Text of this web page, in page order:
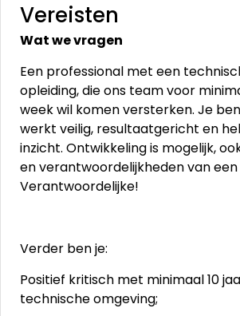
Vereisten
Wat we vragen
Een professional met een
opleiding, die ons team voor
week wil komen versterken. Je
werkt veilig, resultaatgericht en
inzicht. Ontwikkeling is mogelijk,
en verantwoordelijkheden van
Verantwoordelijke!
Verder ben je:
Positief kritisch met minimaal 10
technische omgeving;